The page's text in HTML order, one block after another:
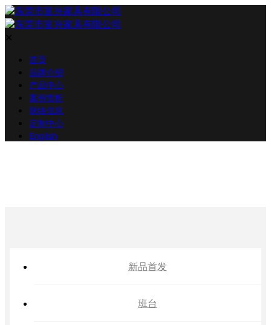
✕
首页
品牌介绍
产品中心
案例赏析
联络信息
定制中心
English
新品首发
班台